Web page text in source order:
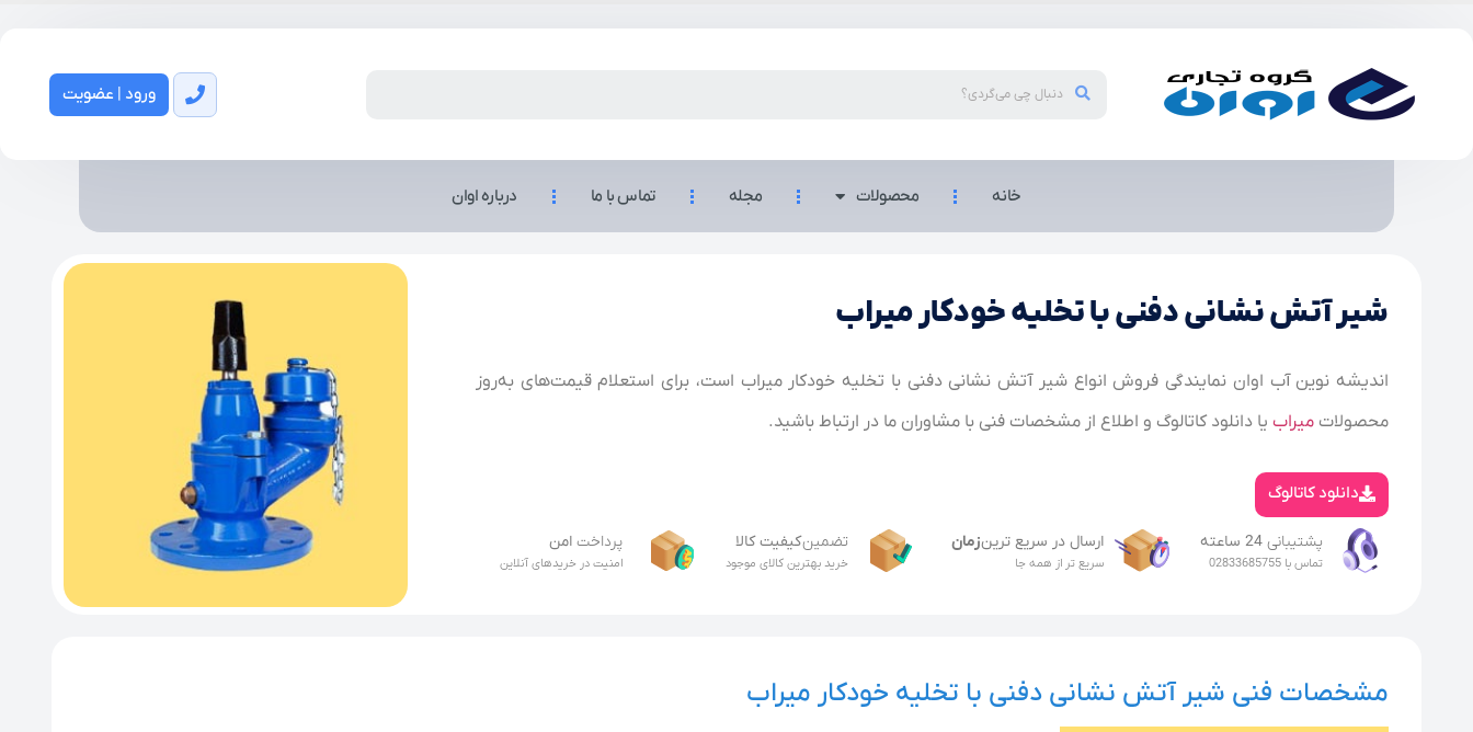
ورود | عضویت
خانه محصولات مجله تماس با ما درباره اوان
شیر آتش نشانی دفنی با تخلیه خودکار میراب
اندیشه نوین آب اوان نمایندگی فروش انواع شیر آتش نشانی دفنی با تخلیه خودکار میراب است، برای استعلام قیمت‌های به‌روز
محصولات میراب یا دانلود کاتالوگ و اطلاع از مشخصات فنی با مشاوران ما در ارتباط باشید.
دانلود کاتالوگ
پشتیبانی 24 ساعته
تماس با 02833685755
ارسال در سریع ترینزمان
سریع تر از همه جا
تضمینکیفیت کالا
خرید بهترین کالای موجود
پرداخت امن
امنیت در خریدهای آنلاین
مشخصات فنی شیر آتش نشانی دفنی با تخلیه خودکار میراب